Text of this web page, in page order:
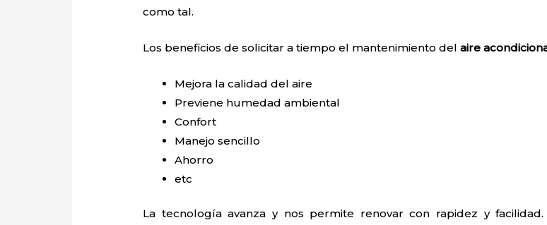
como tal.
Los beneficios de solicitar a tiempo el mantenimiento delaire
Mejora la calidad del aire
Previene humedad ambiental
Confort
Manejo sencillo
Ahorro
etc
La tecnología avanza y nos permite renovar con rapidez y